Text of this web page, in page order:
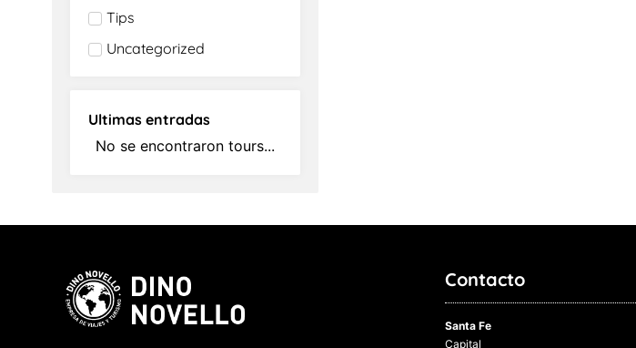
Tips
Uncategorized
Ultimas entradas
No se encontraron tours...
Contacto
Santa Fe
Capital